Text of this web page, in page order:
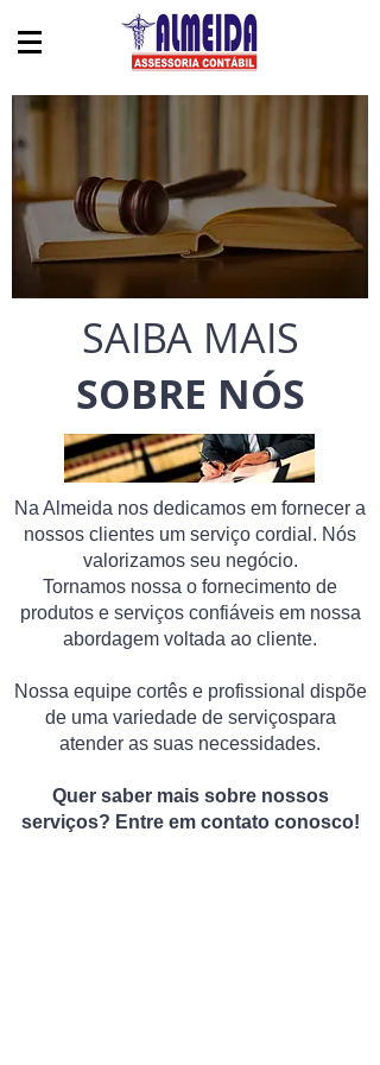
SAIBA MAIS
SOBRE NÓS
Na Almeida nos dedicamos em fornecer a
nossos clientes um serviço cordial. Nós
valorizamos seu negócio.
Tornamos nossa o fornecimento de
produtos e serviços confiáveis em nossa
abordagem voltada ao cliente.
Nossa equipe cortês e profissional dispõe
de uma variedade de serviçospara
atender as suas necessidades.
Quer saber mais sobre nossos
serviços? Entre em contato conosco!